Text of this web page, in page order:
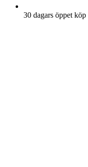
30 dagars öppet köp